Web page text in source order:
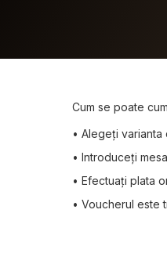
content
Cum se poate
• Alegeți varianta
• Introduceți
• Efectuați plata
• Voucherul este